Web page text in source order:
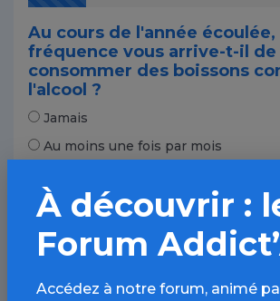
Au cours de l'année écoulée,
fréquence vous arrive-t-il de
consommer des boissons
l'alcool ?
Jamais
Au moins une fois par mois
2 à 3 fois par semaine
4 fois ou plus par semaine
À découvrir :
Forum
Accédez à notre forum, animé